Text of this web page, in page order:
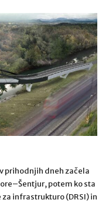
prihodnjih dneh začela
potem ko sta
infrastrukturo (DRSI) in